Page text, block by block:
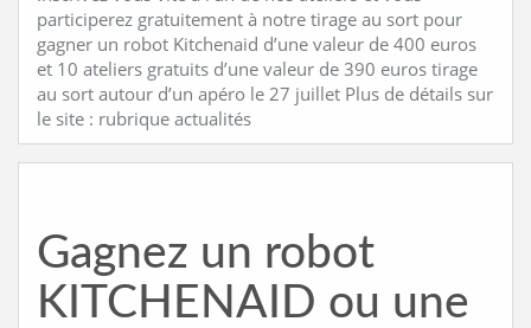
participerez gratuitement à notre tirage au sort pour
gagner un robot Kitchenaid d’une valeur de 400 euros
et 10 ateliers gratuits d’une valeur de 390 euros tirage
au sort autour d’un apéro le 27 juillet Plus de détails sur
le site : rubrique actualités
Gagnez un robot
KITCHENAID ou une